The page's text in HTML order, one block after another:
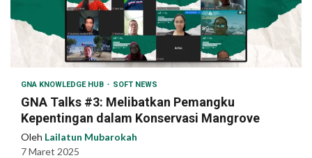
GNA KNOWLEDGE HUB SOFT NEWS
GNA Talks #3: Melibatkan Pemangku
Kepentingan dalam Konservasi Mangrove
Oleh Lailatun Mubarokah
7 Maret 2025